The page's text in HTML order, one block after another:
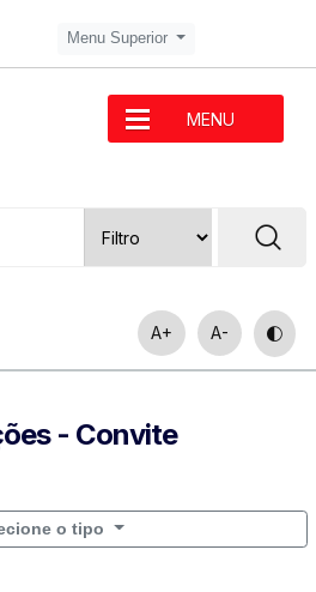
Menu Superior
MENU
A+ A-
- Convite
o tipo